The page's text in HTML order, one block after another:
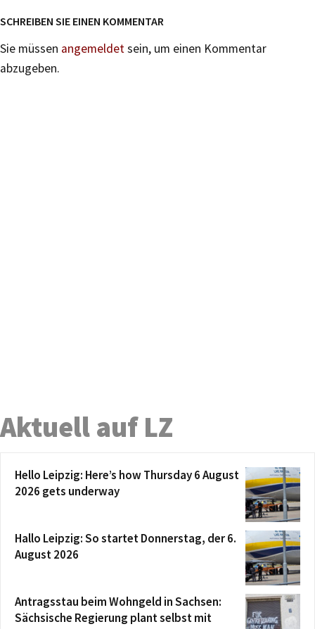
SCHREIBEN SIE EINEN KOMMENTAR
Sie müssen angemeldetsein, um einen Kommentar
abzugeben.
Aktuell auf LZ
Hello Leipzig: Here’s how Thursday 6 August
2026 gets underway
Hallo Leipzig: So startet Donnerstag, der 6.
August 2026
Antragsstau beim Wohngeld in Sachsen:
Sächsische Regierung plant selbst mit